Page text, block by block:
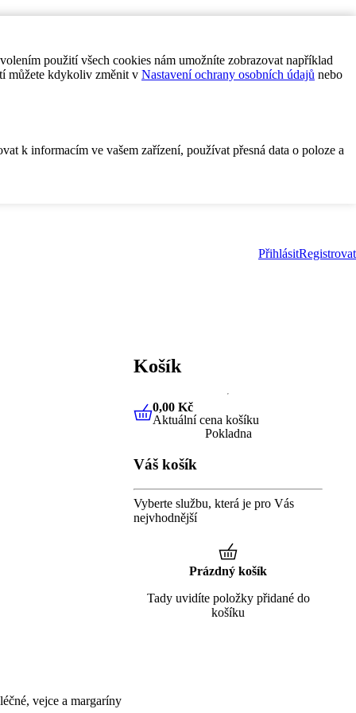
použití všech cookies nám umožníte zobrazovat například
můžete kdykoliv změnit v Nastavení ochrany osobních údajů nebo
k informacím ve vašem zařízení, používat přesná data o poloze a
PřihlásitRegistrovat
vejce a margaríny
Košík
0,00 KčAktuální cena košíku
0,00 Kč
Aktuální cena košíku
Pokladna
Váš košík
Vyberte službu, která je pro Vás
nejvhodnější
Prázdný košík
Tady uvidíte položky přidané do
košíku